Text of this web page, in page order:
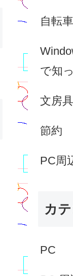
自転
で知
文房具
節約
PC周
カ
PC